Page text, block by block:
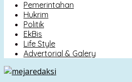
Pemerintahan
Hukrim
Politik
EkBis
Life Style
Advertorial & Galery